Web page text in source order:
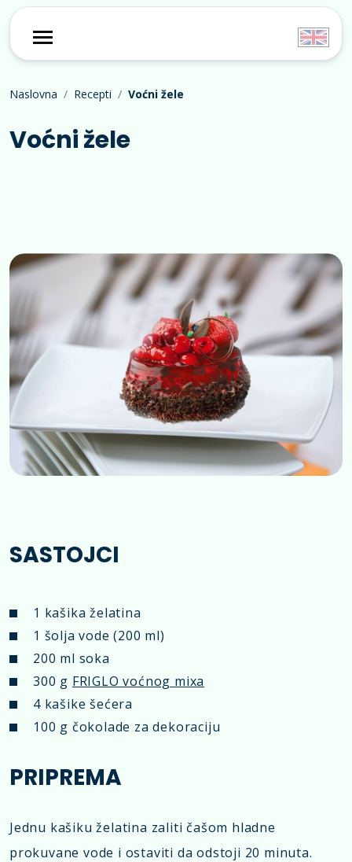
Naslovna Recepti Voćni žele
Voćni žele
SASTOJCI
1 kašika želatina
1 šolja vode (200 ml)
200 ml soka
300 g FRIGLO voćnog mixa
4 kašike šećera
100 g čokolade za dekoraciju
PRIPREMA
Jednu kašiku želatina zaliti čašom hladne
prokuvane vode i ostaviti da odstoji 20 minuta.